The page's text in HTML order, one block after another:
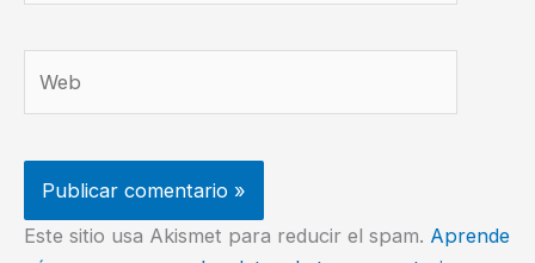
Este sitio usa Akismet para reducir el spam. Aprende